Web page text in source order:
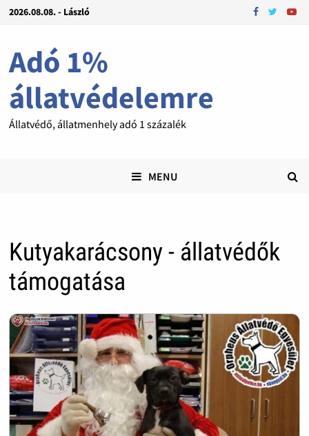
2026.08.08. - László
Adó 1%
állatvédelemre
Állatvédő, állatmenhely adó 1 százalék
MENU
Kutyakarácsony - állatvédők
támogatása